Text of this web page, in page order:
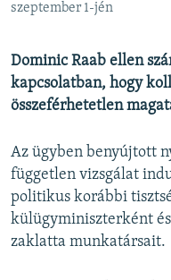
szeptember 1-jén
Dominic Raab ellen
kapcsolatban, hogy
összeférhetetlen
Az ügyben benyújtott
független vizsgálat
politikus korábbi
külügyminiszterként
zaklatta munkatársait.